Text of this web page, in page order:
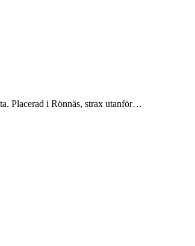
Placerad i Rönnäs, strax utanför…